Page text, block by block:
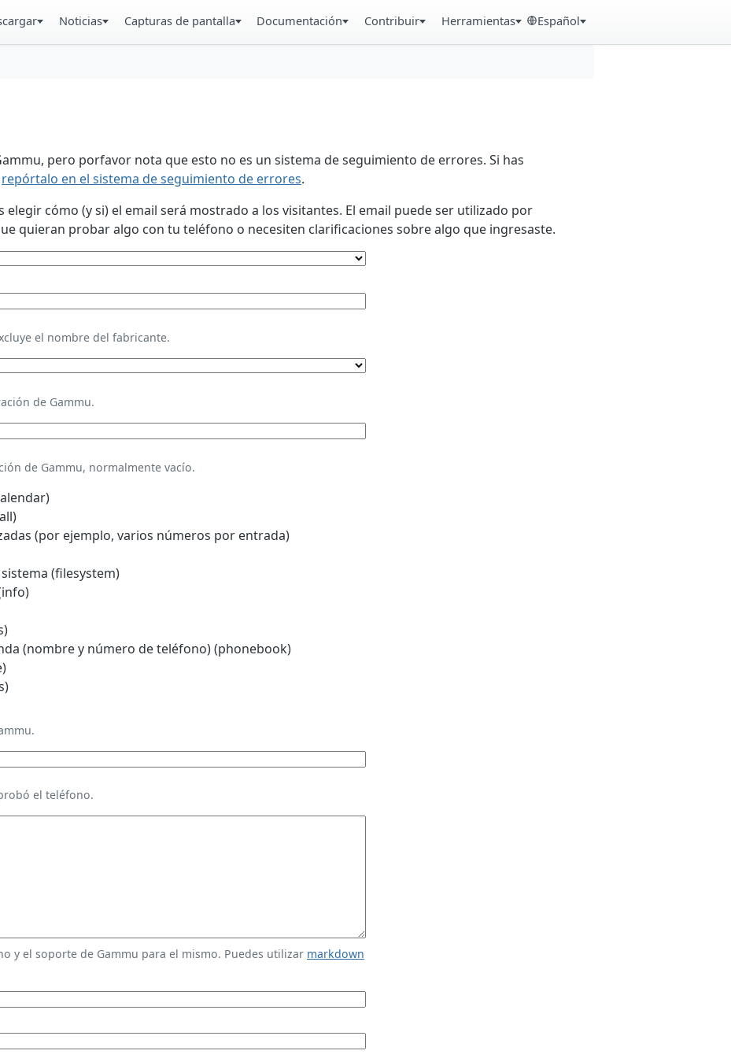
Noticias Capturas de pantalla Documentación Contribuir Herramientas Español
pero porfavor nota que esto no es un sistema de seguimiento de errores. Si has
repórtalo en el sistema de seguimiento de errores.
cómo (y si) el email será mostrado a los visitantes. El email puede ser utilizado por
quieran probar algo con tu teléfono o necesiten clarificaciones sobre algo que ingresaste.
el nombre del fabricante.
de Gammu.
de Gammu, normalmente vacío.
(por ejemplo, varios números por entrada)
(filesystem)
(nombre y número de teléfono) (phonebook)
el teléfono.
y el soporte de Gammu para el mismo. Puedes utilizar markdown